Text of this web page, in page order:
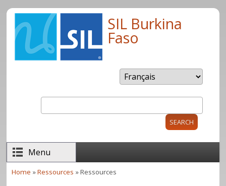
Skip to main content SIL Burkina
Faso
Search form
Menu
Home »Ressources » Ressources